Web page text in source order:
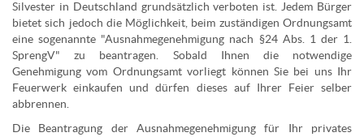
Silvester in Deutschland grundsätzlich verboten ist. Jedem Bürger
bietet sich jedoch die Möglichkeit, beim zuständigen Ordnungsamt
eine sogenannte "Ausnahmegenehmigung nach §24 Abs. 1 der 1.
SprengV" zu beantragen. Sobald Ihnen die notwendige
Genehmigung vom Ordnungsamt vorliegt können Sie bei uns Ihr
Feuerwerk einkaufen und dürfen dieses auf Ihrer Feier selber
abbrennen.
Die Beantragung der Ausnahmegenehmigung für Ihr privates